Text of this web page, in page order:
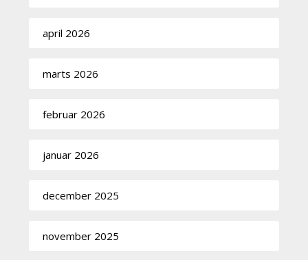
april 2026
marts 2026
februar 2026
januar 2026
december 2025
november 2025